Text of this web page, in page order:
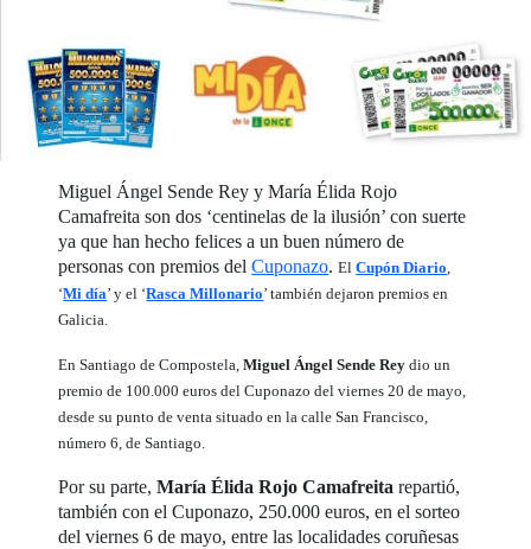
Miguel Ángel Sende Rey y María Élida Rojo
Camafreita son dos ‘centinelas de la ilusión’ con suerte
ya que han hecho felices a un buen número de
personas con premios delCuponazo.ElCupón Diario
‘Mi día’ y el ‘Rasca Millonario’ también dejaron premios en
Galicia.
En Santiago de Compostela,Miguel Ángel Sende Reydio un
premio de 100.000 euros del Cuponazo del viernes 20 de mayo,
desde su punto de venta situado en la calle San Francisco,
número 6, de Santiago.
Por su parte,María Élida Rojo Camafreita repartió,
también con el Cuponazo, 250.000 euros, en el sorteo
del viernes 6 de mayo, entre las localidades coruñesas